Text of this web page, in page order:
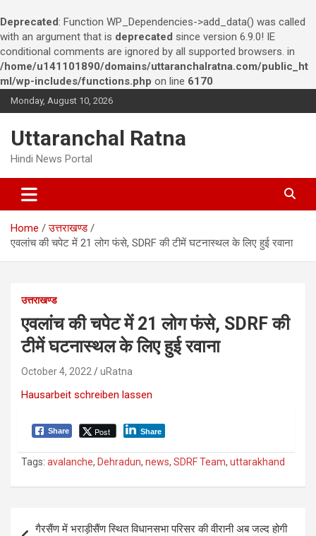
Deprecated: Function WP_Dependencies->add_data() was called
with an argument that is deprecated since version 6.9.0! IE
conditional comments are ignored by all supported browsers. in
/home/u141101890/domains/uttaranchalratna.com/public_ht
ml/wp-includes/functions.php on line 6170
k
n
n
Monday, August 10, 2026
Uttaranchal Ratna
Hindi News Portal
Home
उत्तराखण्ड
एवलांच की चपेट में 21 लोग फंसे, SDRF की टीमें घटनास्थल के लिए हुई रवाना
उत्तराखण्ड
एवलांच की चपेट में 21 लोग फंसे, SDRF की
टीमें घटनास्थल के लिए हुई रवाना
October 4, 2022 uRatna
Hausarbeit schreiben lassen
Share Post Share
Tags: avalanche, Dehradun, news, SDRF Team, uttarakhand
गैरसैंण में भराड़ीसैंण स्थित विधानसभा परिसर की वीरानी अब जल्द होगी